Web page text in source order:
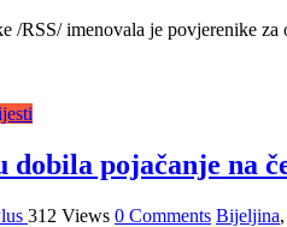
/RSS/ imenovala je povjerenike
dobila pojačanje na
312 Views 0 Comments Bijeljina,